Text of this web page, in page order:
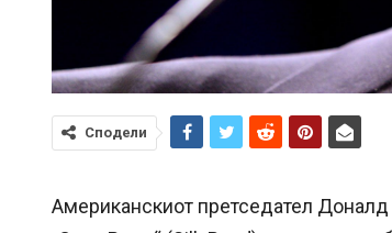
Сподели
Американскиот претседател